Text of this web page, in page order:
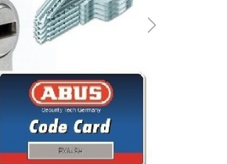
Next